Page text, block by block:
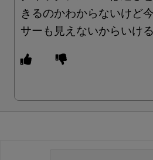
きるのかわからないけど
サーも見えないからいけ